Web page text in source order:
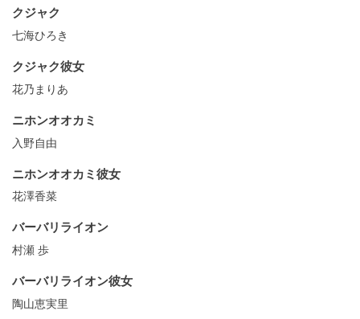
クジャク
七海ひろき
クジャク彼⼥
花乃まりあ
ニホンオオカミ
入野自由
ニホンオオカミ彼⼥
花澤香菜
バーバリライオン
村瀬 歩
バーバリライオン彼⼥
陶山恵実里